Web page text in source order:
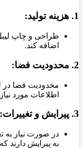
1. هزینه تولید:
طراحی و چاپ
اضافه کند.
2. محدودیت فضا:
محدودیت فضا در
اطلاعات مورد
3. پیرایش و تغییرات:
در صورت نیاز به
به پیرایش دارند